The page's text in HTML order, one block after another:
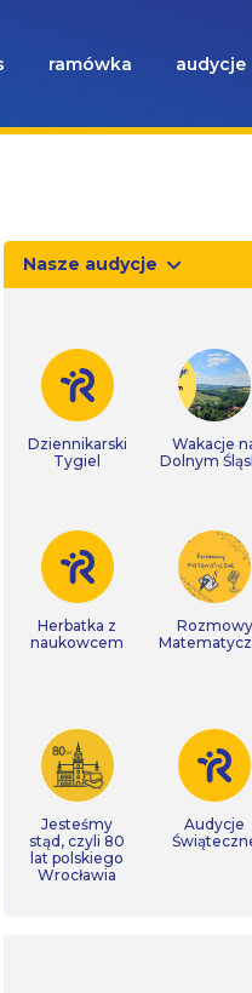
ramówka audycje
Nasze audycje
Dziennikarski
Tygiel
Wakacje
Dolnym
Herbatka z
naukowcem
Rozmowy
Jesteśmy
stąd, czyli 80
lat polskiego
Wrocławia
Audycje